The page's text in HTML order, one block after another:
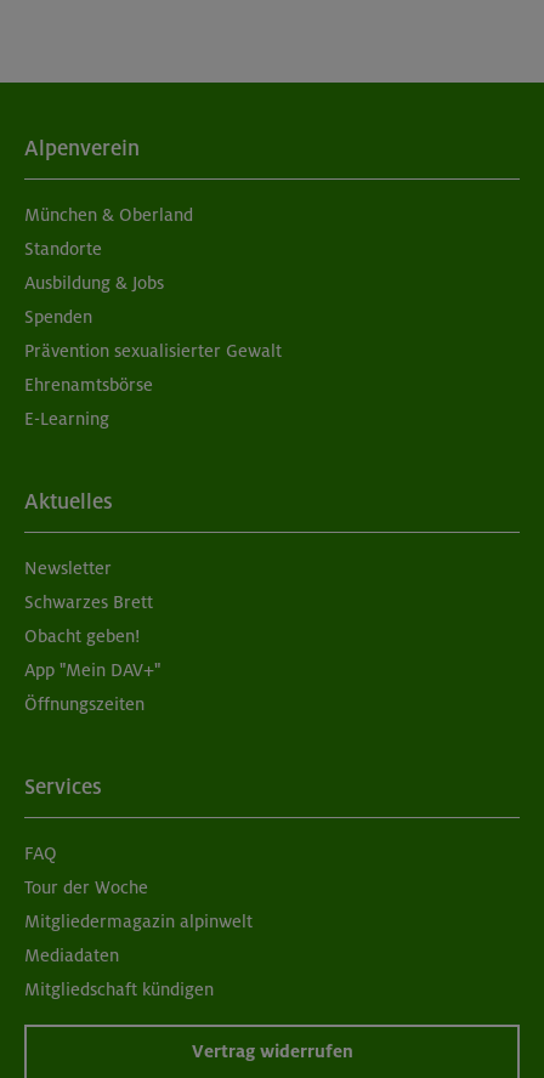
04./11.09.26
Grundkurs Klettern indoor
München
05./06.09.26
Aufbaukurs Klettern indoor (2 Termine)
München
05./06.09.26
Alpenverein
München & Oberland
Standorte
Ausbildung & Jobs
Spenden
Prävention sexualisierter Gewalt
Ehrenamtsbörse
E-Learning
Aktuelles
Newsletter
Schwarzes Brett
Obacht geben!
App "Mein DAV+"
Öffnungszeiten
Services
FAQ
Tour der Woche
Mitgliedermagazin alpinwelt
Mediadaten
Mitgliedschaft kündigen
Vertrag widerrufen